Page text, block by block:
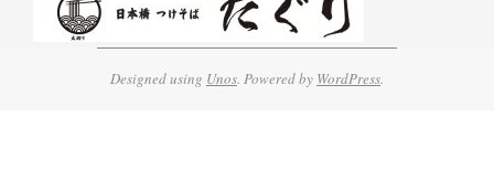
Designed using Unos. Powered by WordPress.